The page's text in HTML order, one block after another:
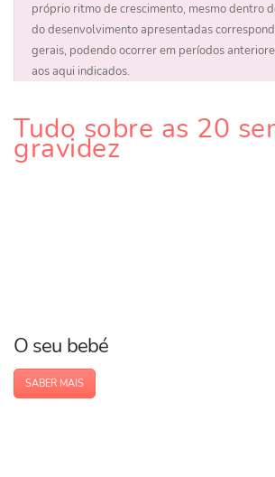
próprio ritmo de crescimento, mesmo dentro
do desenvolvimento apresentadas
gerais, podendo ocorrer em períodos
aos aqui indicados.
Tudo sobre as 20
gravidez
O seu bebé
SABER MAIS